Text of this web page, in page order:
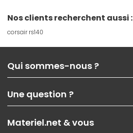
Nos clients recherchent aussi :
corsair rs140
Qui sommes-nous ?
Nos services
Les magasins Materiel.net
Nos solutions pour les pros
Contactez-nous
Une question ?
Paiement, livraison
Materiel.net & vous